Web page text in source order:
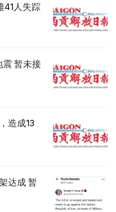
41人失踪
震 暂未接
造成13
达成 暂